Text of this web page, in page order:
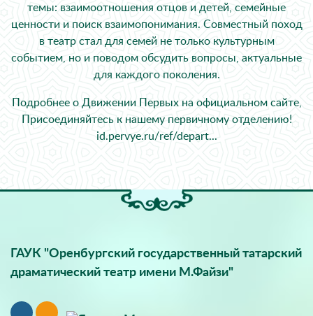
темы: взаимоотношения отцов и детей, семейные
ценности и поиск взаимопонимания. Совместный поход
в театр стал для семей не только культурным
событием, но и поводом обсудить вопросы, актуальные
для каждого поколения.
Подробнее о Движении Первых на официальном сайте,
Присоединяйтесь к нашему первичному отделению!
id.pervye.ru/ref/depart...
ГАУК "Оренбургский государственный татарский
драматический театр имени М.Файзи"